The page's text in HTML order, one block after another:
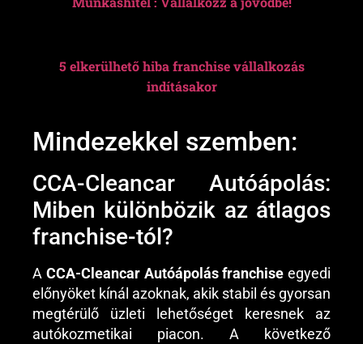
5 elkerülhető hiba franchise vállalkozás
indításakor
Mindezekkel szemben:
CCA-Cleancar Autóápolás:
Miben különbözik az átlagos
franchise-tól?
A CCA-Cleancar Autóápolás franchise egyedi
előnyöket kínál azoknak, akik stabil és gyorsan
megtérülő üzleti lehetőséget keresnek az
autókozmetikai piacon. A következő